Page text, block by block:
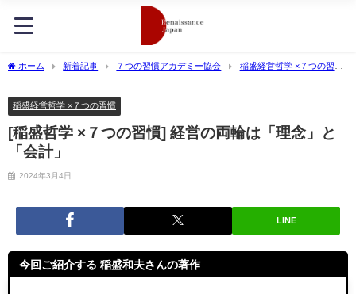
ホーム 新着記事 ７つの習慣アカデミー協会
稲盛経営哲学 ×７つの習
稲盛経営哲学 ×７つの習慣
[稲盛哲学 ×７つの習慣] 経営の両輪は「理念」と
「会計」
2024年3月4日
LINE
今回ご紹介する 稲盛和夫さんの著作